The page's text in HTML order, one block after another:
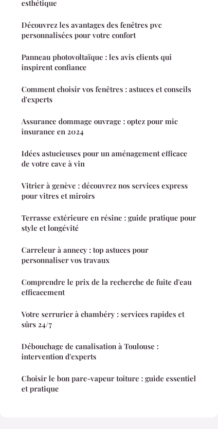
esthétique
Découvrez les avantages des fenêtres pvc
personnalisées pour votre confort
Panneau photovoltaïque : les avis clients qui
inspirent confiance
Comment choisir vos fenêtres : astuces et conseils
d'experts
Assurance dommage ouvrage : optez pour mic
insurance en 2024
Idées astucieuses pour un aménagement efficace
de votre cave à vin
Vitrier à genève : découvrez nos services express
pour vitres et miroirs
Terrasse extérieure en résine : guide pratique pour
style et longévité
Carreleur à annecy : top astuces pour
personnaliser vos travaux
Comprendre le prix de la recherche de fuite d'eau
efficacement
Votre serrurier à chambéry : services rapides et
sûrs 24/7
Débouchage de canalisation à Toulouse :
intervention d'experts
Choisir le bon pare-vapeur toiture : guide essentiel
et pratique